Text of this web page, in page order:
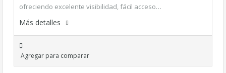
ofreciendo excelente visibilidad, fácil acceso…
Más detalles
Agregar para comparar